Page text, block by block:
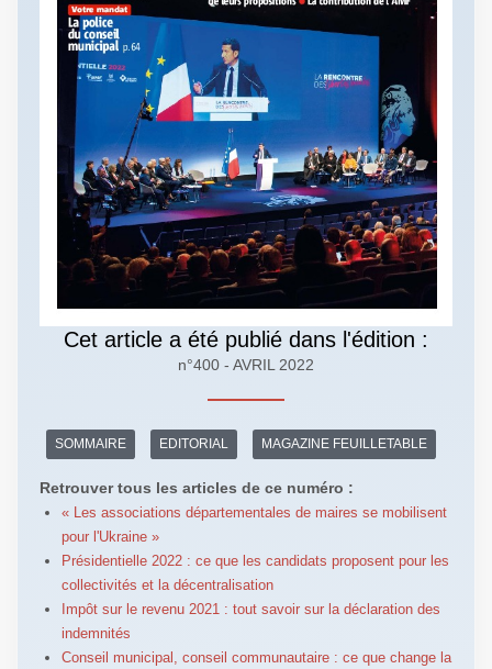
Cet article a été publié dans l'édition :
n°400 - AVRIL 2022
SOMMAIRE EDITORIAL MAGAZINE FEUILLETABLE
Retrouver tous les articles de ce numéro :
« Les associations départementales de maires se mobilisent
pour l'Ukraine »
Présidentielle 2022 : ce que les candidats proposent pour les
collectivités et la décentralisation
Impôt sur le revenu 2021 : tout savoir sur la déclaration des
indemnités
Conseil municipal, conseil communautaire : ce que change la